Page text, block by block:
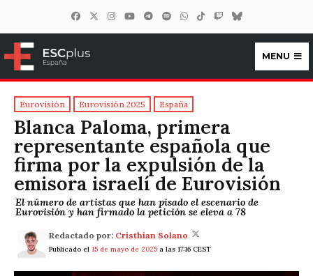
ESCplus España
MENU
Eurovisión Eurovisión 2025 España
Blanca Paloma, primera
representante española que
firma por la expulsión de la
emisora israelí de Eurovisión
El número de artistas que han pisado el escenario de
Eurovisión y han firmado la petición se eleva a 78
Redactado por: Cristhian Solano
Publicado el 15 de mayo de 2025 a las 17:16 CEST